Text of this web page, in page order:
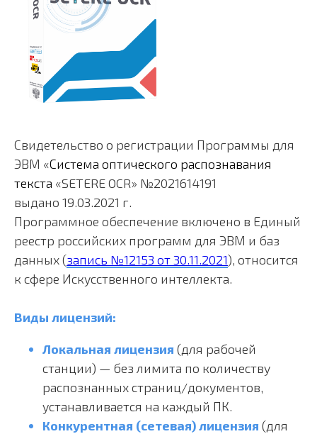
Свидетельство о регистрации Программы для
ЭВМ «Система оптического распознавания
текста «SETERE OCR» №2021614191
выдано 19.03.2021 г.
Программное обеспечение включено в Единый
реестр российских программ для ЭВМ и баз
данных (запись №12153 от 30.11.2021), относится
к сфере Искусственного интеллекта.
Виды лицензий:
Локальная лицензия (для рабочей
станции) — без лимита по количеству
распознанных страниц/документов,
устанавливается на каждый ПК.
Конкурентная (сетевая)лицензия (для